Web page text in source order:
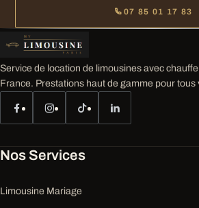
07 85 01 17 83
Service de location de limousines avec
France. Prestations haut de gamme pour tous
Nos Services
Limousine Mariage